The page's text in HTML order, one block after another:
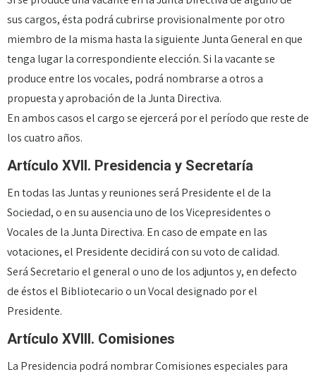
sus cargos, ésta podrá cubrirse provisionalmente por otro
miembro de la misma hasta la siguiente Junta General en que
tenga lugar la correspondiente elección. Si la vacante se
produce entre los vocales, podrá nombrarse a otros a
propuesta y aprobación de la Junta Directiva.
En ambos casos el cargo se ejercerá por el período que reste de
los cuatro años.
Artículo XVII. Presidencia y Secretaría
En todas las Juntas y reuniones será Presidente el de la
Sociedad, o en su ausencia uno de los Vicepresidentes o
Vocales de la Junta Directiva. En caso de empate en las
votaciones, el Presidente decidirá con su voto de calidad.
Será Secretario el general o uno de los adjuntos y, en defecto
de éstos el Bibliotecario o un Vocal designado por el
Presidente.
Artículo XVIII. Comisiones
La Presidencia podrá nombrar Comisiones especiales para